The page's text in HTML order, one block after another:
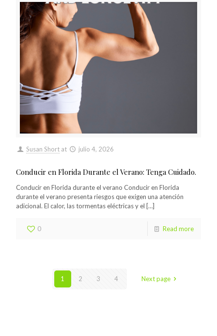
Susan Short at julio 4, 2026
Conducir en Florida Durante el Verano: Tenga Cuidado.
Conducir en Florida durante el verano Conducir en Florida
durante el verano presenta riesgos que exigen una atención
adicional. El calor, las tormentas eléctricas y el […]
0 Read more
1 2 3 4 Next page